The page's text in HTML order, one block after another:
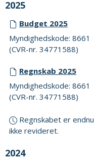
2025
Budget 2025
Myndighedskode: 8661
(CVR-nr. 34771588)
Regnskab 2025
Myndighedskode: 8661
(CVR-nr. 34771588)
Regnskabet er endnu
ikke revideret.
2024